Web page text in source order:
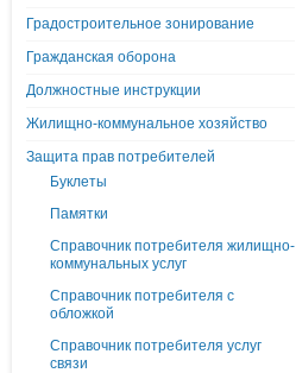
Градостроительное зонирование
Гражданская оборона
Должностные инструкции
Жилищно-коммунальное хозяйство
Защита прав потребителей
Буклеты
Памятки
Справочник потребителя жилищно-
коммунальных услуг
Справочник потребителя с
обложкой
Справочник потребителя услуг
связи